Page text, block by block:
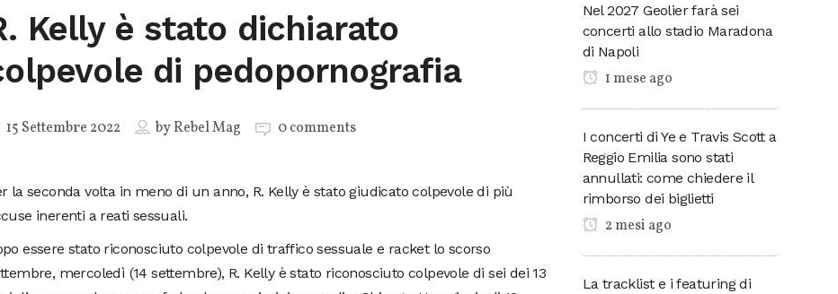
Kelly è stato dichiarato
di pedopornografia
15 Settembre 2022 byRebel Mag 0 comments
la seconda volta in meno di un anno, R. Kelly è stato giudicato colpevole di più
inerenti a reati sessuali.
essere stato riconosciuto colpevole di traffico sessuale e racket lo scorso
mercoledì (14 settembre), R. Kelly è stato riconosciuto colpevole di sei dei 13
Nel 2027 Geolier farà sei
concerti allo stadio Maradona
di Napoli
1 mese ago
I concerti di Ye e Travis Scott a
Reggio Emilia sono stati
annullati: come chiedere il
rimborso dei biglietti
2 mesi ago
La tracklist e i featuring di